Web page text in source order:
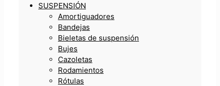
SUSPENSIÓN
Amortiguadores
Bandejas
Bieletas de suspensión
Bujes
Cazoletas
Rodamientos
Rótulas